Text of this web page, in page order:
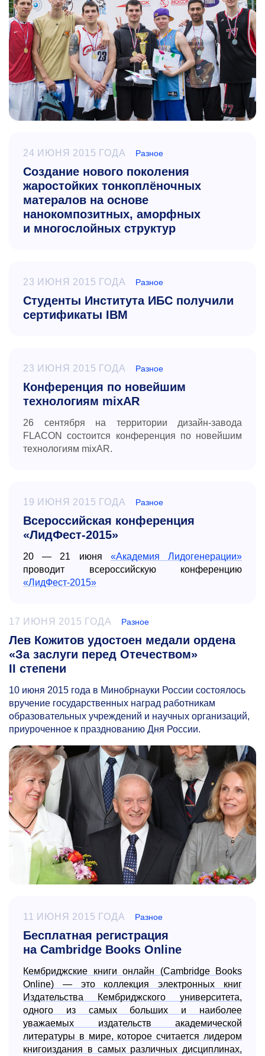
24 ИЮНЯ 2015 ГОДА Разное
Создание нового поколения
жаростойких тонкоплёночных
матералов на основе
нанокомпозитных, аморфных
и многослойных структур
23 ИЮНЯ 2015 ГОДА Разное
Студенты Института ИБС получили
сертификаты IBM
23 ИЮНЯ 2015 ГОДА Разное
Конференция по новейшим
технологиям mixAR
26 сентября на территории дизайн-завода
FLACON
состоится конференция по новейшим
технологиям mixAR.
19 ИЮНЯ 2015 ГОДА Разное
Всероссийская конференция
«ЛидФест-2015»
20 — 21 июня «Академия Лидогенерации»
проводит всероссийскую конференцию
«ЛидФест-2015»
17 ИЮНЯ 2015 ГОДА Разное
Лев Кожитов удостоен медали ордена
«За заслуги перед Отечеством»
II степени
10 июня 2015 года в Минобрнауки России состоялось
вручение государственных наград работникам
образовательных учреждений и научных организаций,
приуроченное к празднованию Дня России.
11 ИЮНЯ 2015 ГОДА Разное
Бесплатная регистрация
на Cambridge Books Online
Кембриджские книги онлайн (Cambridge Books
Online) — это коллекция электронных книг
Издательства Кембриджского университета,
одного из самых больших и наиболее
уважаемых издательств академической
литературы в мире, которое считается лидером
книгоиздания в самых различных дисциплинах,